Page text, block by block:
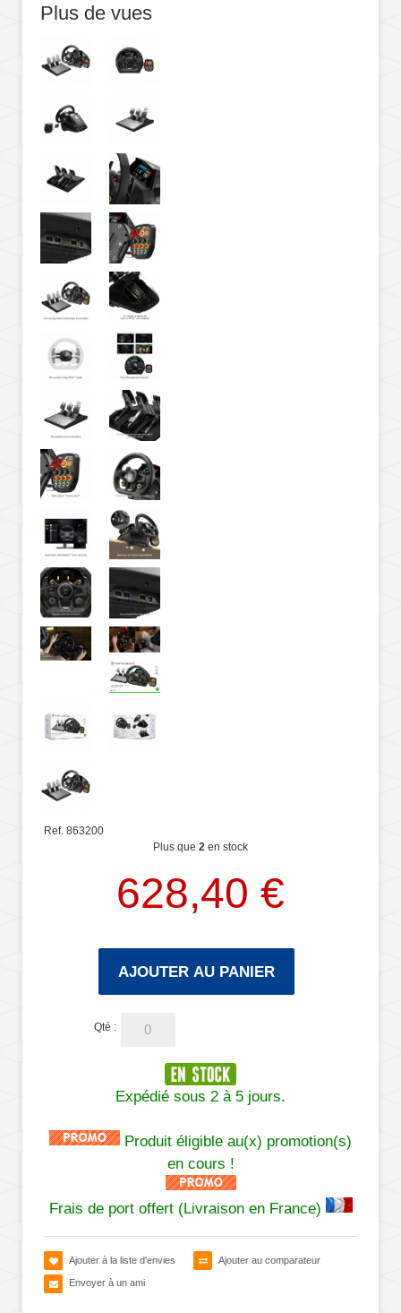
Plus de vues
Ref. 863200
Plus que 2 en stock
628,40 €
AJOUTER AU PANIER
Qté :
Expédié sous 2 à 5 jours.
Produit éligible au(x) promotion(s)
en cours !
Frais de port offert (Livraison en France)
Ajouter à la liste d'envies Ajouter au comparateur
Envoyer à un ami